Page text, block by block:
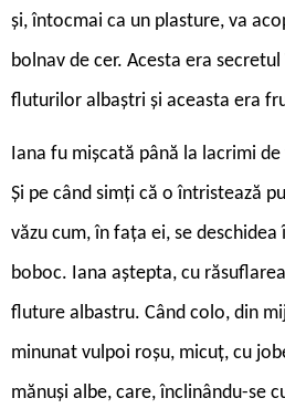
și, întocmai ca un plasture, va
bolnav de cer. Acesta era secretul
fluturilor albaștri și aceasta era
Iana fu mișcată până la lacrimi
Și pe când simți că o întristează
văzu cum, în fața ei, se
boboc. Iana aștepta, cu
fluture albastru. Când colo, din
minunat vulpoi roșu, micuț, cu
mănuși albe, care, înclinându-se